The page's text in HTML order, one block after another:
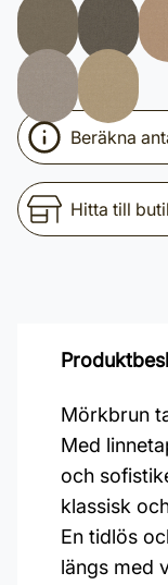
Beräkna
Hitta till
Mörkbrun
Med
och
klassisk
En tidlös
längs med